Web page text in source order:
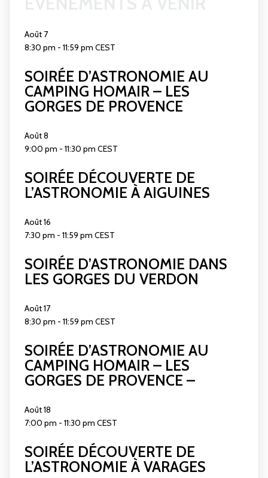
Août 7
8:30 pm - 11:59 pm CEST
SOIRÉE D’ASTRONOMIE AU
CAMPING HOMAIR – LES
GORGES DE PROVENCE
Août8
9:00 pm - 11:30 pm CEST
SOIRÉE DÉCOUVERTE DE
L’ASTRONOMIE À AIGUINES
Août16
7:30 pm - 11:59 pm CEST
SOIRÉE D’ASTRONOMIE DANS
LES GORGES DU VERDON
Août17
8:30 pm - 11:59 pm CEST
SOIRÉE D’ASTRONOMIE AU
CAMPING HOMAIR – LES
GORGES DE PROVENCE –
Août18
7:00 pm - 11:30 pm CEST
SOIRÉE DÉCOUVERTE DE
L’ASTRONOMIE À VARAGES